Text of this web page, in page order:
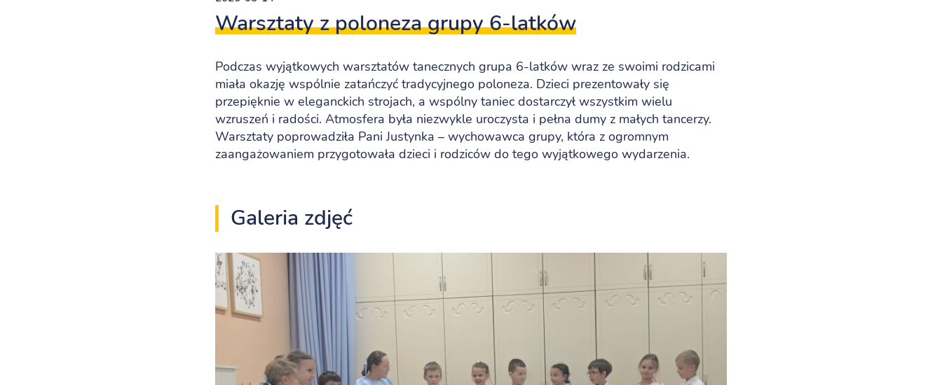
Warsztaty z poloneza grupy 6-latków
Podczas wyjątkowych warsztatów tanecznych grupa 6-latków wraz ze swoimi rodzicami
miała okazję wspólnie zatańczyć tradycyjnego poloneza. Dzieci prezentowały się
przepięknie w eleganckich strojach, a wspólny taniec dostarczył wszystkim wielu
wzruszeń i radości. Atmosfera była niezwykle uroczysta i pełna dumy z małych tancerzy.
Warsztaty poprowadziła Pani Justynka – wychowawca grupy, która z ogromnym
zaangażowaniem przygotowała dzieci i rodziców do tego wyjątkowego wydarzenia.
Galeria zdjęć